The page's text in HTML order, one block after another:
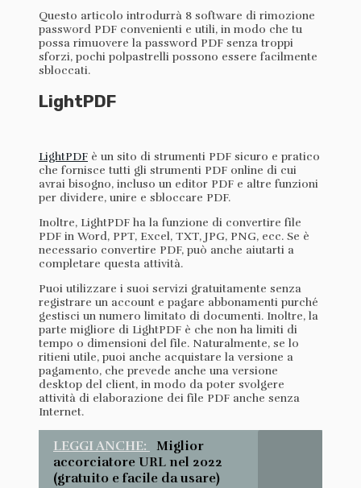
Questo articolo introdurrà 8 software di rimozione
password PDF convenienti e utili, in modo che tu
possa rimuovere la password PDF senza troppi
sforzi, pochi polpastrelli possono essere facilmente
sbloccati.
LightPDF
LightPDF è un sito di strumenti PDF sicuro e pratico
che fornisce tutti gli strumenti PDF online di cui
avrai bisogno, incluso un editor PDF e altre funzioni
per dividere, unire e sbloccare PDF.
Inoltre, LightPDF ha la funzione di convertire file
PDF in Word, PPT, Excel, TXT, JPG, PNG, ecc. Se è
necessario convertire PDF, può anche aiutarti a
completare questa attività.
Puoi utilizzare i suoi servizi gratuitamente senza
registrare un account e pagare abbonamenti purché
gestisci un numero limitato di documenti. Inoltre, la
parte migliore di LightPDF è che non ha limiti di
tempo o dimensioni del file. Naturalmente, se lo
ritieni utile, puoi anche acquistare la versione a
pagamento, che prevede anche una versione
desktop del client, in modo da poter svolgere
attività di elaborazione dei file PDF anche senza
Internet.
LEGGI ANCHE:
Miglior
accorciatore URL nel 2022
(gratuito e facile da usare)